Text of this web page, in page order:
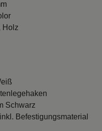
Holz
Schwarz
Befestigungsmaterial